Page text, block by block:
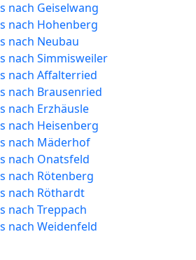
nach Geiselwang
nach Hohenberg
nach Neubau
nach Simmisweiler
nach Affalterried
nach Brausenried
nach Erzhäusle
nach Heisenberg
nach Mäderhof
nach Onatsfeld
nach Rötenberg
nach Röthardt
nach Treppach
nach Weidenfeld